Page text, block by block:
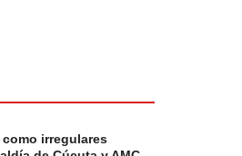
irregulares